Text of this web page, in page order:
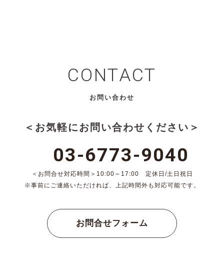
CONTACT
お問い合わせ
＜お気軽にお問い合わせください＞
03-6773-9040
＜お問合せ対応時間＞10:00～17:00 定休日/土日祝日
※事前にご連絡いただければ、上記時間外も対応可能です。
お問合せフォーム